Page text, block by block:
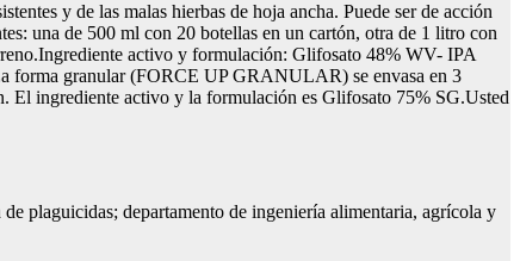
y de las malas hierbas de hoja ancha. Puede ser de acción
una de 500 ml con 20 botellas en un cartón, otra de 1 litro con
activo y formulación: Glifosato 48% WV- IPA
forma granular (FORCE UP GRANULAR) se envasa en 3
El ingrediente activo y la formulación es Glifosato 75% SG.Usted
plaguicidas; departamento de ingeniería alimentaria, agrícola y